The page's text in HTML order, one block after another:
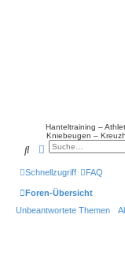
Hanteltraining –
Kniebeugen –
SucheErweiterte Suche
Schnellzugriff FAQ
Foren-Übersicht
Unbeantwortete Themen